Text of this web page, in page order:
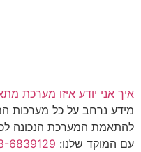
איך אני יודע איזו מערכת
מידע נרחב על כל מערכות
להתאמת המערכת הנכונה
עם המוקד שלנו: 6839129